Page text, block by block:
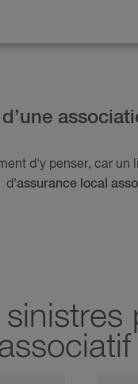
d'y penser, car un
d'assurance local